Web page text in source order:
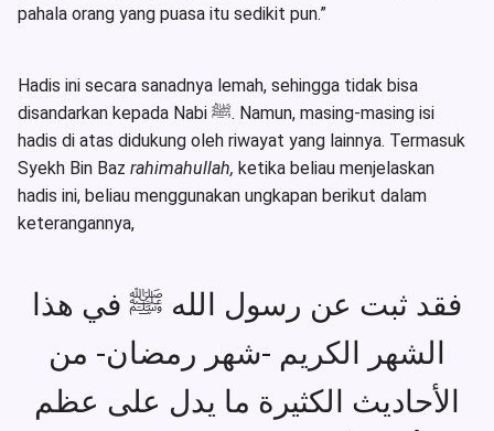
pahala orang yang puasa itu sedikit pun.”
Hadis ini secara sanadnya lemah, sehingga tidak bisa
disandarkan kepada Nabi ﷺ. Namun, masing-masing isi
hadis di atas didukung oleh riwayat yang lainnya. Termasuk
Syekh Bin Baz rahimahullah, ketika beliau menjelaskan
hadis ini, beliau menggunakan ungkapan berikut dalam
keterangannya,
فقد ثبت عن رسول الله ﷺ في هذا
الشهر الكريم -شهر رمضان- من
الأحاديث الكثيرة ما يدل على عظم